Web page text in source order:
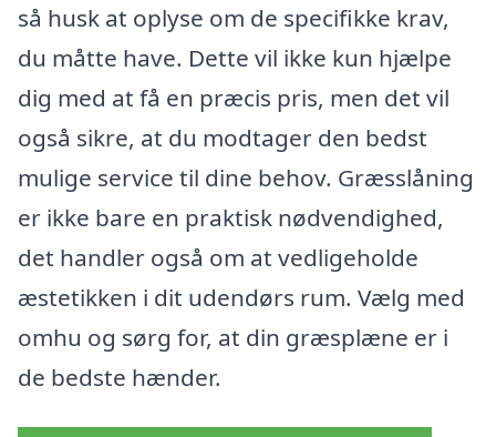
så husk at oplyse om de specifikke krav,
du måtte have. Dette vil ikke kun hjælpe
dig med at få en præcis pris, men det vil
også sikre, at du modtager den bedst
mulige service til dine behov. Græsslåning
er ikke bare en praktisk nødvendighed,
det handler også om at vedligeholde
æstetikken i dit udendørs rum. Vælg med
omhu og sørg for, at din græsplæne er i
de bedste hænder.